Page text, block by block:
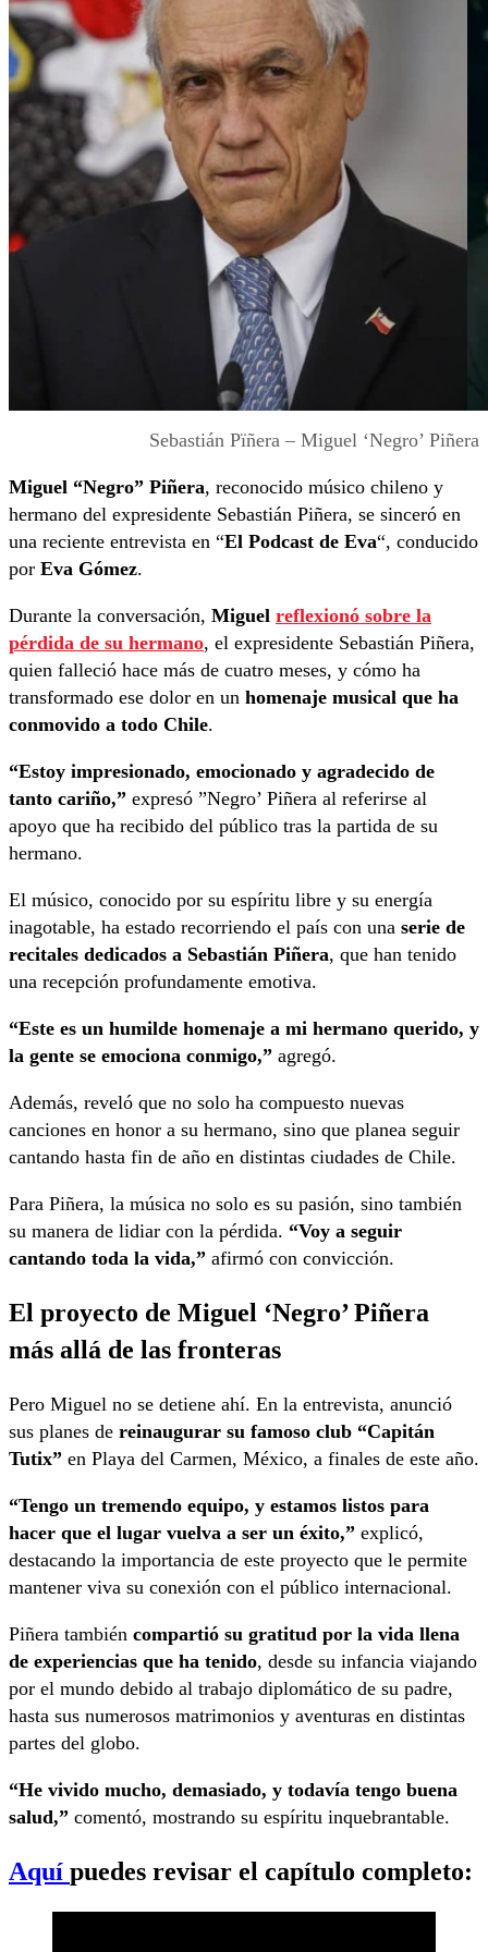
Sebastián Pïñera – Miguel ‘Negro’ Piñera
Miguel “Negro” Piñera, reconocido músico chileno y
hermano del expresidente Sebastián Piñera, se sinceró en
una reciente entrevista en “El Podcast de Eva“, conducido
por Eva Gómez.
Durante la conversación, Miguel reflexionó sobre la
pérdida de su hermano, el expresidente Sebastián Piñera,
quien falleció hace más de cuatro meses, y cómo ha
transformado ese dolor en un homenaje musical que ha
conmovido a todo Chile.
“Estoy impresionado, emocionado y agradecido de
tanto cariño,” expresó ”Negro’ Piñera al referirse al
apoyo que ha recibido del público tras la partida de su
hermano.
El músico, conocido por su espíritu libre y su energía
inagotable, ha estado recorriendo el país con una serie de
recitales dedicados a Sebastián Piñera, que han tenido
una recepción profundamente emotiva.
“Este es un humilde homenaje a mi hermano querido, y
la gente se emociona conmigo,” agregó.
Además, reveló que no solo ha compuesto nuevas
canciones en honor a su hermano, sino que planea seguir
cantando hasta fin de año en distintas ciudades de Chile.
Para Piñera, la música no solo es su pasión, sino también
su manera de lidiar con la pérdida. “Voy a seguir
cantando toda la vida,” afirmó con convicción.
El proyecto de Miguel ‘Negro’ Piñera
más allá de las fronteras
Pero Miguel no se detiene ahí. En la entrevista, anunció
sus planes de reinaugurar su famoso club “Capitán
Tutix” en Playa del Carmen, México, a finales de este año.
“Tengo un tremendo equipo, y estamos listos para
hacer que el lugar vuelva a ser un éxito,” explicó,
destacando la importancia de este proyecto que le permite
mantener viva su conexión con el público internacional.
Piñera también compartió su gratitud por la vida llena
de experiencias que ha tenido, desde su infancia viajando
por el mundo debido al trabajo diplomático de su padre,
hasta sus numerosos matrimonios y aventuras en distintas
partes del globo.
“He vivido mucho, demasiado, y todavía tengo buena
salud,” comentó, mostrando su espíritu inquebrantable.
Aquí puedes revisar el capítulo completo: